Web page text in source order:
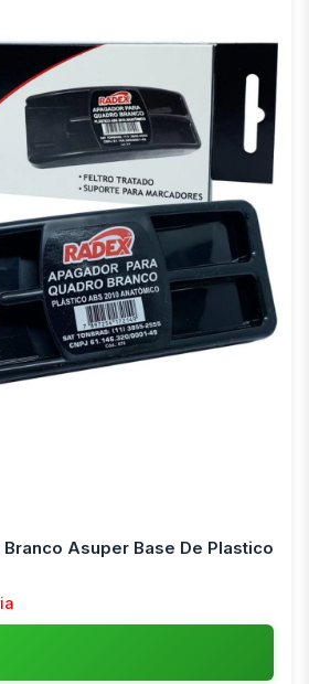
Asuper Base De Plastico